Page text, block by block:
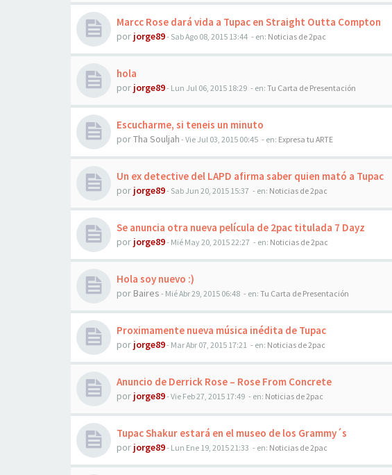
Marcc Rose dará vida a Tupac en Straight Outta Compton
por jorge89- Sab Ago 08, 2015 13:44 - en: Noticias de 2pac
hola
por jorge89- Lun Jul 06, 2015 18:29 - en: Tu Carta de Presentación
Escucharme, si teneis un minuto
porTha Souljah - Vie Jul 03, 2015 00:45 - en: Expresa tu ARTE
Un ex detective del LAPD afirma saber quien mató a Tupac
por jorge89- Sab Jun 20, 2015 15:37 - en: Noticias de 2pac
Se anuncia otra nueva película de 2pac titulada 7 Dayz
por jorge89- Mié May 20, 2015 22:27 - en: Noticias de 2pac
Hola soy nuevo :)
por Baires - Mié Abr 29, 2015 06:48 - en: Tu Carta de Presentación
Proximamente nueva música inédita de Tupac
por jorge89- Mar Abr 07, 2015 17:21 - en: Noticias de 2pac
Anuncio de Derrick Rose – Rose From Concrete
por jorge89- Vie Feb 27, 2015 17:49 - en: Noticias de 2pac
Tupac Shakur estará en el museo de los Grammy´s
por jorge89- Lun Ene 19, 2015 21:33 - en: Noticias de 2pac